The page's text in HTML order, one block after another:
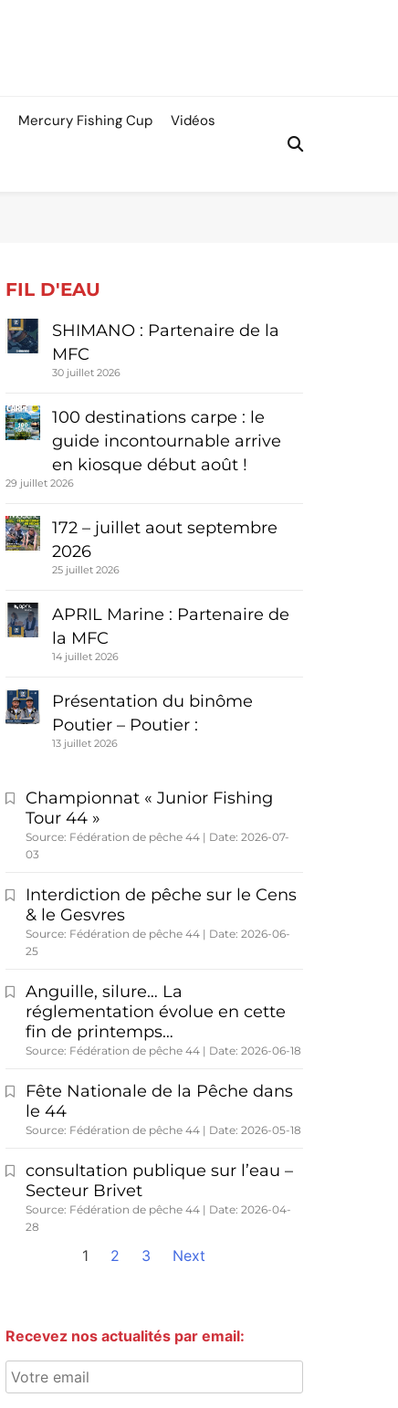
Mercury Fishing Cup Vidéos
FIL D'EAU
SHIMANO : Partenaire de la
MFC
30 juillet 2026
100 destinations carpe : le
guide incontournable arrive
en kiosque début août !
29 juillet 2026
172 – juillet aout septembre
2026
25 juillet 2026
APRIL Marine : Partenaire de
la MFC
14 juillet 2026
Présentation du binôme
Poutier – Poutier :
13 juillet 2026
Championnat « Junior Fishing
Tour 44 »
Source: Fédération de pêche 44
Date: 2026-07-
03
Interdiction de pêche sur le Cens
& le Gesvres
Source: Fédération de pêche 44
Date: 2026-06-
25
Anguille, silure… La
réglementation évolue en cette
fin de printemps…
Source: Fédération de pêche 44 Date: 2026-06-18
Fête Nationale de la Pêche dans
le 44
Source: Fédération de pêche 44 Date: 2026-05-18
consultation publique sur l’eau –
Secteur Brivet
Source: Fédération de pêche 44
Date: 2026-04-
28
1 2 3 Next
Recevez nos actualités par email: